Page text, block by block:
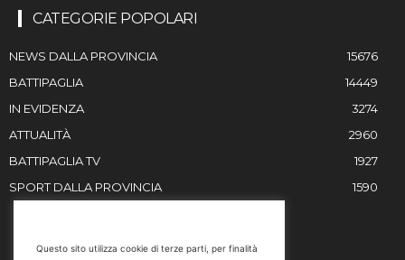
CATEGORIE POPOLARI
NEWS DALLA PROVINCIA
15676
BATTIPAGLIA
14449
IN EVIDENZA
3274
ATTUALITÀ
2960
BATTIPAGLIA TV
1927
SPORT DALLA PROVINCIA
1590
Questo sito utilizza cookie di terze parti, per finalità